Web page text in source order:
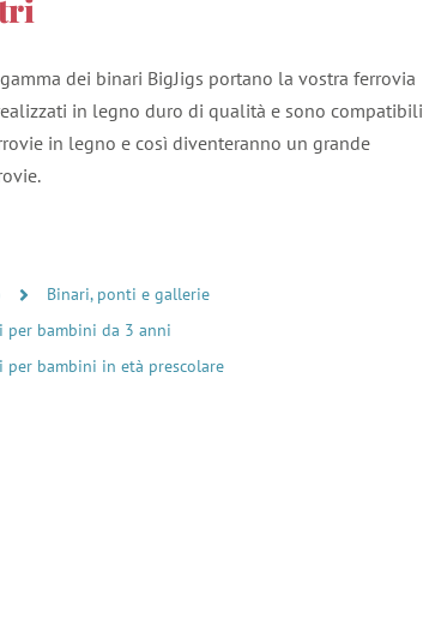
dei binari BigJigs portano la vostra ferrovia
in legno duro di qualità e sono compatibili
in legno e così diventeranno un grande
Binari, ponti e gallerie
per bambini da 3 anni
bambini in età prescolare